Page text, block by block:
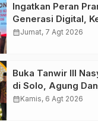
Ingatkan Peran
Generasi Digital,
Gerakan Pramuka
calendar_monthJumat, 7 Agt 2026
Buka Tanwir III
di Solo, Agung
Tigal Hal Ini Untuk
calendar_monthKamis, 6 Agt 2026